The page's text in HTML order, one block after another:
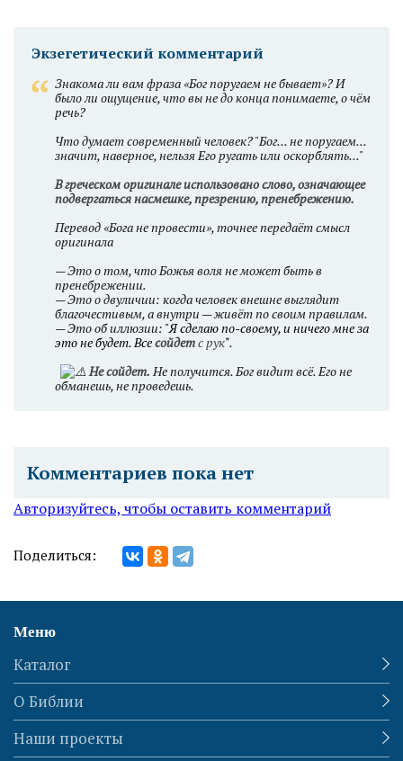
Экзегетический комментарий
Знакома ли вам фраза «Бог поругаем не бывает»? И
было ли ощущение, что вы не до конца понимаете, о чём
речь?
Что думает современный человек? "Бог... не поругаем...
значит, наверное, нельзя Его ругать или оскорблять..."
В греческом оригинале использовано слово, означающее
подвергаться насмешке, презрению, пренебрежению.
Перевод «Бога не провести», точнее передаёт смысл
оригинала
— Это о том, что Божья воля не может быть в
пренебрежении.
— Это о двуличии: когда человек внешне выглядит
благочестивым, а внутри — живёт по своим правилам.
— Это об иллюзии: "Я сделаю по-своему, и ничего мне за
это не будет. Всесойдетс рук".
Не сойдет.Не получится. Бог видит всё. Его не
обманешь, не проведешь.
Комментариев пока нет
Авторизуйтесь, чтобы оставить комментарий
Поделиться:
Меню
Каталог
О Библии
Наши проекты